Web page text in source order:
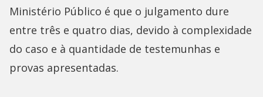
Ministério Público é que o julgamento dure
entre três e quatro dias, devido à complexidade
do caso e à quantidade de testemunhas e
provas apresentadas.